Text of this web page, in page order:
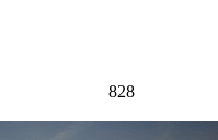
828